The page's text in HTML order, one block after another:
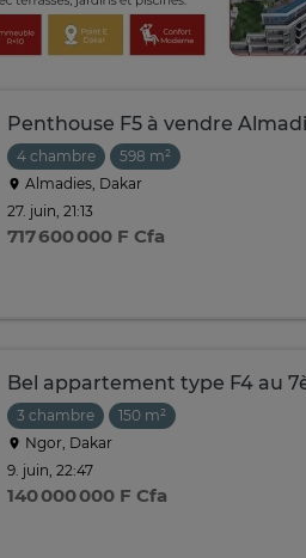
Penthouse F5 à vendre
4 chambre
598 m²
Almadies, Dakar
27. juin, 21:13
717 600 000 F Cfa
Bel appartement type F4 au
3 chambre
150 m²
Ngor, Dakar
9. juin, 22:47
140 000 000 F Cfa